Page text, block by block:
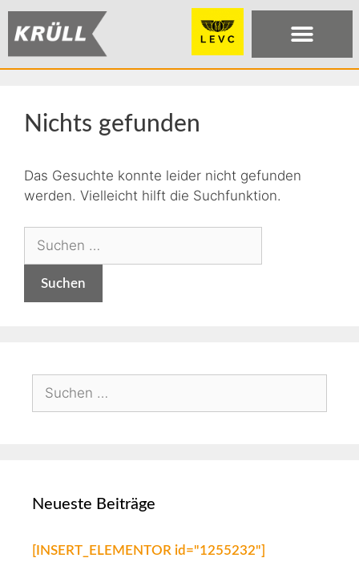
Nichts gefunden
Das Gesuchte konnte leider nicht gefunden
werden. Vielleicht hilft die Suchfunktion.
Neueste Beiträge
[INSERT_ELEMENTOR id="1255232"]